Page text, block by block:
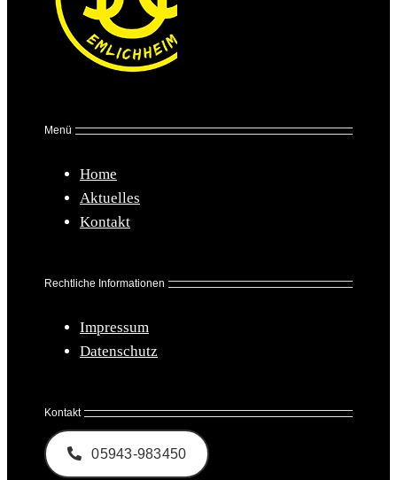
Menü
Home
Aktuelles
Kontakt
Rechtliche Informationen
Impressum
Datenschutz
Kontakt
05943-983450